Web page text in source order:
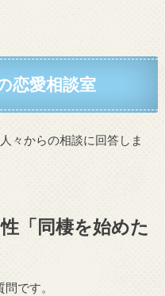
恋愛相談室
々からの相談に回答しま
「同棲を始めた
です。